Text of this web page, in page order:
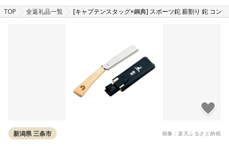
TOP
全返礼品一覧
[キャプテンスタッグ×鋼典] スポーツ鉈 薪割り 鉈 コン
画像：楽天ふるさと納税
新潟県 三条市